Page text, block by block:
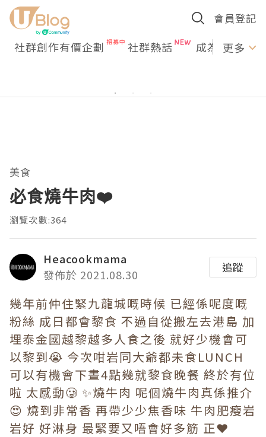
會員登記
社群創作有價企劃 社群熱話 成為U更多
美食
必食燒牛肉❤️
瀏覽次數:364
Heacookmama
發佈於 2021.08.30
追蹤
幾年前仲住緊九龍城嘅時候 已經係呢度嘅
粉絲 成日都會黎食 不過自從搬左去港島 加
埋泰金國越黎越多人食之後 就好少機會可
以黎到😭 今次咁岩同大爺都未食LUNCH
可以有機會下晝4點幾就黎食晚餐 終於有位
啦 太感動🥲 ✨燒牛肉 呢個燒牛肉真係推介
😍 燒到非常香 再帶少少焦香味 牛肉肥瘦岩
岩好 好淋身 最緊要又唔會好多筋 正❤️